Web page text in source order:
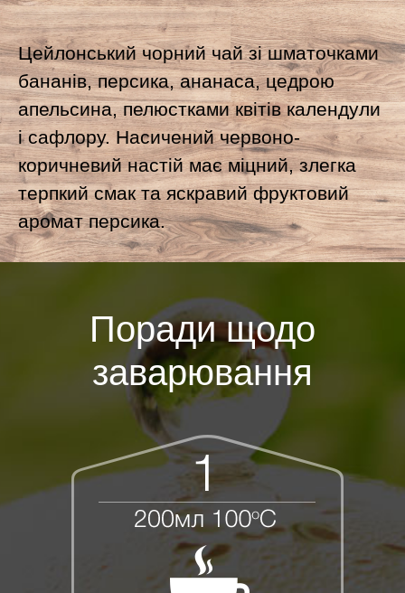
Цейлонський чорний чай зі шматочками
бананів, персика, ананаса, цедрою
апельсина, пелюстками квітів календули
і сафлору. Насичений червоно-
коричневий настій має міцний, злегка
терпкий смак та яскравий фруктовий
аромат персика.
Поради щодо
заварювання